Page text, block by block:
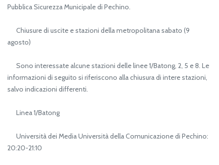
Pubblica Sicurezza Municipale di Pechino.
Chiusure di uscite e stazioni della metropolitana sabato (9
agosto)
Sono interessate alcune stazioni delle linee 1/Batong, 2, 5 e 8. Le
informazioni di seguito si riferiscono alla chiusura di intere stazioni,
salvo indicazioni differenti.
Linea 1/Batong
Università dei Media Università della Comunicazione di Pechino:
20:20-21:10